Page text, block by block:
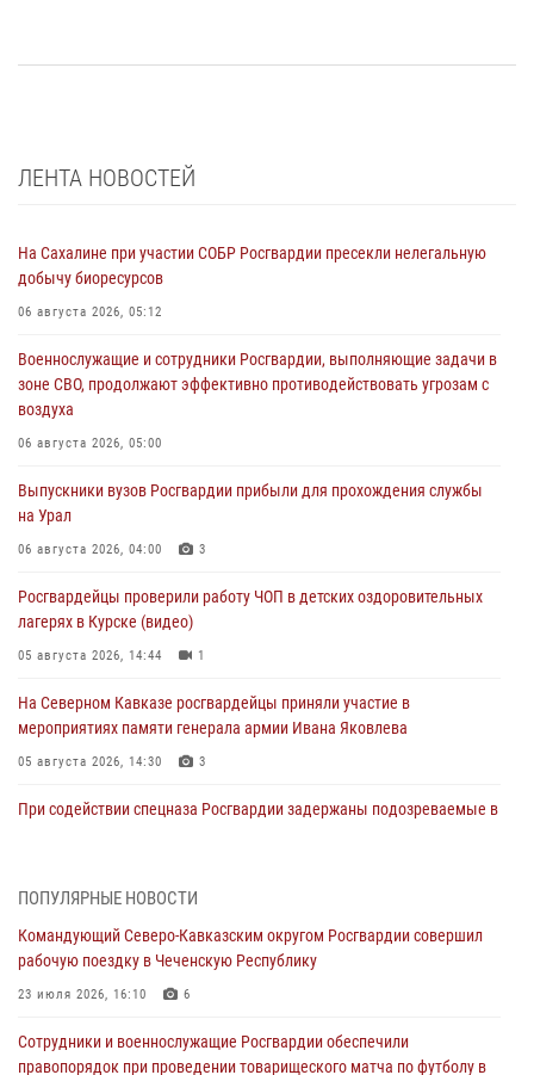
ЛЕНТА НОВОСТЕЙ
На Сахалине при участии СОБР Росгвардии пресекли нелегальную
добычу биоресурсов
06 августа 2026, 05:12
Военнослужащие и сотрудники Росгвардии, выполняющие задачи в
зоне СВО, продолжают эффективно противодействовать угрозам с
воздуха
06 августа 2026, 05:00
Выпускники вузов Росгвардии прибыли для прохождения службы
на Урал
06 августа 2026, 04:00 3
Росгвардейцы проверили работу ЧОП в детских оздоровительных
лагерях в Курске (видео)
05 августа 2026, 14:44 1
На Северном Кавказе росгвардейцы приняли участие в
мероприятиях памяти генерала армии Ивана Яковлева
05 августа 2026, 14:30 3
При содействии спецназа Росгвардии задержаны подозреваемые в
задержании подозреваемых в причинении имущественного ущерба
05 августа 2026, 13:53
динамовцам Свердловской области
ПОПУЛЯРНЫЕ НОВОСТИ
Командующий Северо-Кавказским округом Росгвардии совершил
рабочую поездку в Чеченскую Республику
23 июля 2026, 16:10 6
Сотрудники и военнослужащие Росгвардии обеспечили
правопорядок при проведении товарищеского матча по футболу в